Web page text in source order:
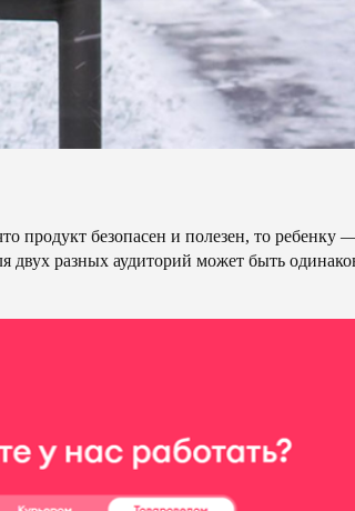
безопасен и полезен, то ребенку
двух разных аудиторий может быть